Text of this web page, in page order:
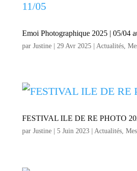
Emoi Photographique 2025 | 05/04
par Justine| 29 Avr 2025| Actualités,
FESTIVAL ILE DE RE PHOTO
par Justine| 5 Juin 2023| Actualités,